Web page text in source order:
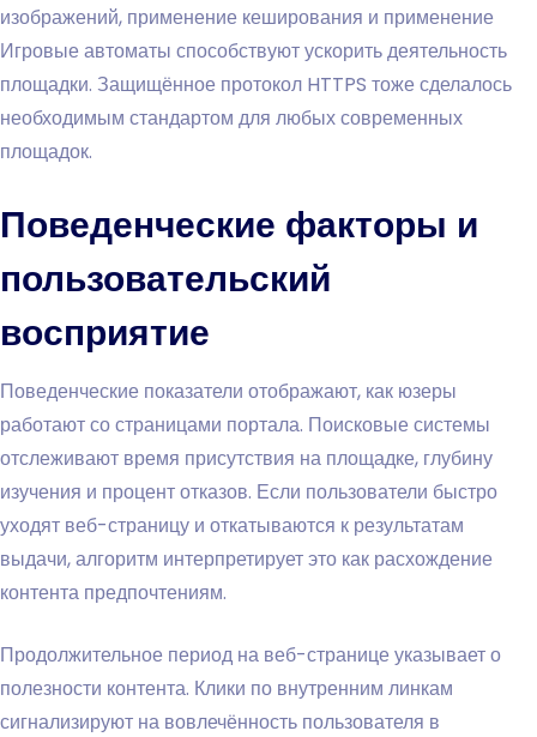
изображений, применение кеширования и применение
Игровые автоматы способствуют ускорить деятельность
площадки. Защищённое протокол HTTPS тоже сделалось
необходимым стандартом для любых современных
площадок.
Поведенческие факторы и
пользовательский
восприятие
Поведенческие показатели отображают, как юзеры
работают со страницами портала. Поисковые системы
отслеживают время присутствия на площадке, глубину
изучения и процент отказов. Если пользователи быстро
уходят веб-страницу и откатываются к результатам
выдачи, алгоритм интерпретирует это как расхождение
контента предпочтениям.
Продолжительное период на веб-странице указывает о
полезности контента. Клики по внутренним линкам
сигнализируют на вовлечённость пользователя в